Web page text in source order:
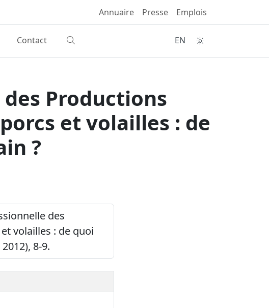
Annuaire Presse Emplois
Contact EN
Productions
et volailles : de
?
des
volailles : de quoi
8-9.